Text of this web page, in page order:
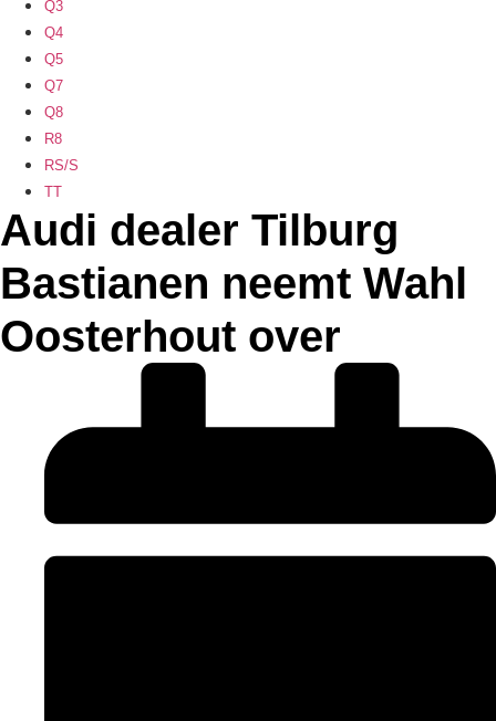
Q3
Q4
Q5
Q7
Q8
R8
RS/S
TT
Audi dealer Tilburg
Bastianen neemt Wahl
Oosterhout over